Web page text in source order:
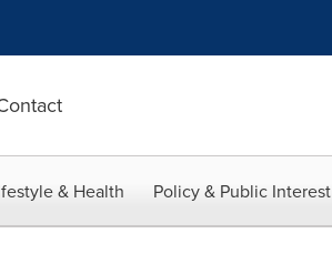
& Health Policy & Public Interest